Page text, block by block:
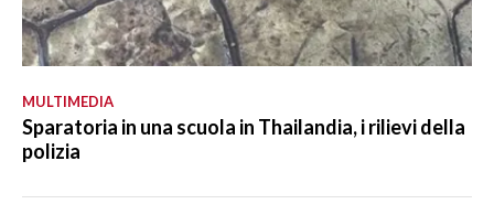
MULTIMEDIA
Sparatoria in una scuola in Thailandia, i rilievi della
polizia